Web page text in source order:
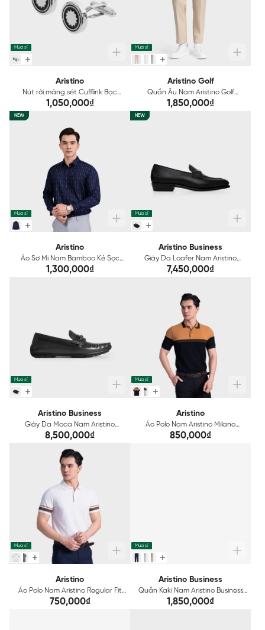
Mua sỉ
Aristino
Nút rời măng sét Cufflink Bạc
Aristino ACF0050Z
1,050,000₫
Mua sỉ
Aristino Golf
Quần Âu Nam Aristino Golf
ATRG120Z
1,850,000₫
NEW
Mua sỉ
Aristino
Áo Sơ Mi Nam Bamboo Kẻ Sọc
Aristino ALS1990Z
1,300,000₫
NEW
Mua sỉ
Aristino Business
Giày Da Loafer Nam Aristino
Business 1SH0200Z
7,450,000₫
Mua sỉ
Aristino Business
Giày Da Moca Nam Aristino
Business Xám 1SH0400Z2
8,500,000₫
Mua sỉ
Aristino
Áo Polo Nam Aristino Milano
APS607AZ
850,000₫
Mua sỉ
Aristino
Áo Polo Nam Aristino Regular Fit
APS606AZ
750,000₫
Mua sỉ
Aristino Business
Quần Kaki Nam Aristino Business
Regular Fit 1KK0010Z
1,850,000₫